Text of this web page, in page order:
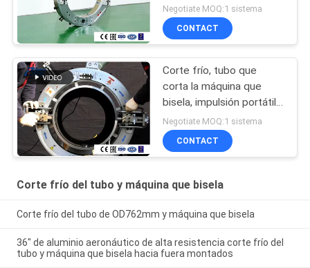
biselar del tubo 18inch
del tubo 18inch
Negotiate MOQ:1 sistema
CONTACT
Corte frío, tubo que
corta la máquina que
bisela, impulsión portátil,
eléctrica
Negotiate MOQ:1 sistema
CONTACT
Corte frío del tubo y máquina que bisela
Corte frío del tubo de OD762mm y máquina que bisela
36" de aluminio aeronáutico de alta resistencia corte frío del
tubo y máquina que bisela hacia fuera montados